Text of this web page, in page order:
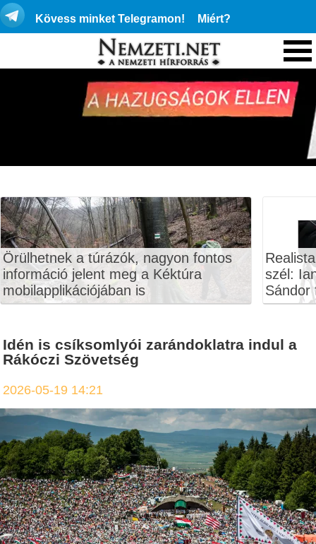
Kövess minket Telegramon! Miért?
Örülhetnek a túrázók, nagyon fontos
információ jelent meg a Kéktúra
mobilapplikációjában is
szél:
Sándor
Idén is csíksomlyói zarándoklatra indul a
Rákóczi Szövetség
2026-05-19 14:21